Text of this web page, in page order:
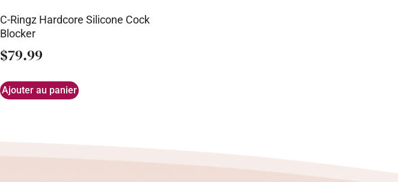
C-Ringz Hardcore Silicone Cock
Blocker
$79.99
Ajouter au panier